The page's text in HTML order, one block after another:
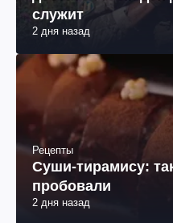
достаточно людей
служит
Рецепты
Суши-тирамису:
пробовали